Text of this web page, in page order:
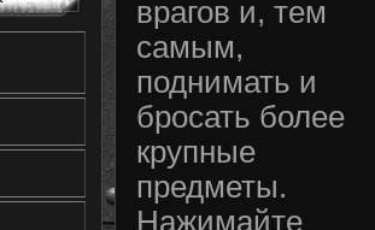
врагов и, тем
самым,
поднимать и
бросать более
крупные
предметы.
Нажимайте